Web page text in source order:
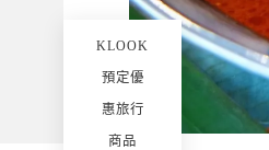
KLOOK
預定優
惠旅行
商品